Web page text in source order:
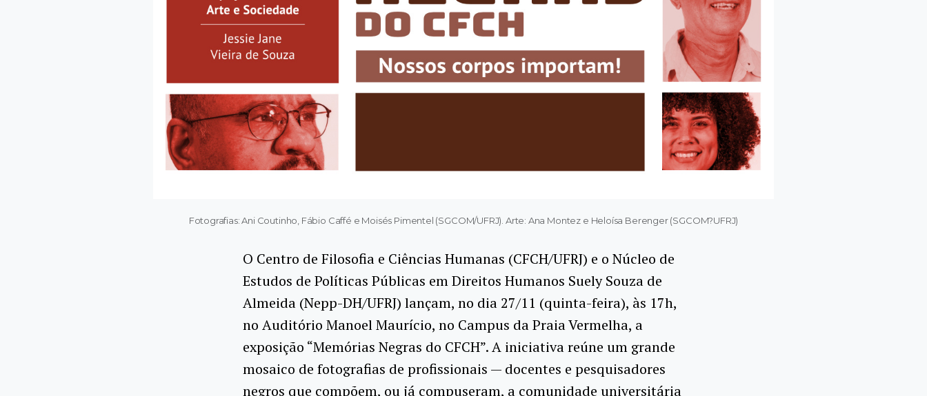
Fotografias: Ani Coutinho, Fábio Caffé e Moisés Pimentel (SGCOM/UFRJ). Arte: Ana Montez e Heloísa Berenger (SGCOM?UFRJ)
O Centro de Filosofia e Ciências Humanas (CFCH/UFRJ) e o Núcleo de
Estudos de Políticas Públicas em Direitos Humanos Suely Souza de
Almeida (Nepp-DH/UFRJ) lançam, no dia 27/11 (quinta-feira), às 17h,
no Auditório Manoel Maurício, no Campus da Praia Vermelha, a
exposição “Memórias Negras do CFCH”. A iniciativa reúne um grande
mosaico de fotografias de profissionais — docentes e pesquisadores
negros que compõem, ou já compuseram, a comunidade universitária